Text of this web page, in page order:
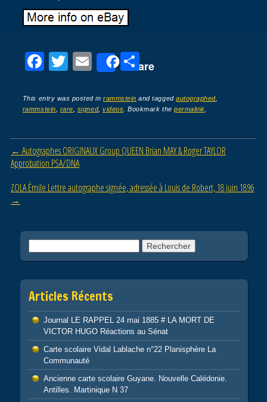
F
c
e
b
o
k
T
tt
er
E
ail
Share
P
ta
g
er
This entry was posted inrammstein and taggedautographed,
rammstein
rare signed,videos . Bookmark thepermalink
Post navigation
← Autographes ORIGINAUX Group QUEEN Brian MAY & Roger TAYLOR
Approbation PSA/DNA
ZOLA Émile Lettre autographe signée, adressée à Louis de Robert, 18 juin 1896
→
Articles Récents
Journal LE RAPPEL 24 mai 1885 # LA MORT DE
VICTOR HUGO Réactions au Sénat
Carte scolaire Vidal Lablache n°22 Planisphère La
Communauté
Ancienne carte scolaire Guyane. Nouvelle Calédonie.
Antilles. Martinique N 37